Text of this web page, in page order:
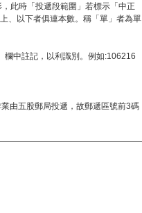
此時「投遞段範圍」若標示「中正
、以下者俱連本數。稱「單」者為單
欄中註記，以利識別。例如:106216
由五股郵局投遞，故郵遞區號前3碼